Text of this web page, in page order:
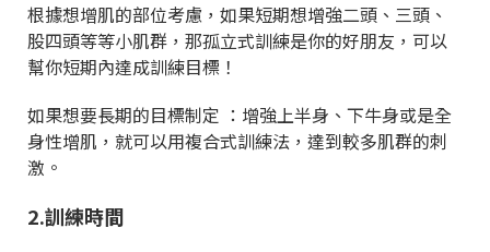
根據想增肌的部位考慮，如果短期想增強二頭、三頭、
股四頭等等小肌群，那孤立式訓練是你的好朋友，可以
幫你短期內達成訓練目標！
如果想要長期的目標制定 ：增強上半身、下牛身或是全
身性增肌，就可以用複合式訓練法，達到較多肌群的刺
激。
2.訓練時間